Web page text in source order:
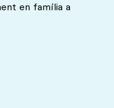
en família a